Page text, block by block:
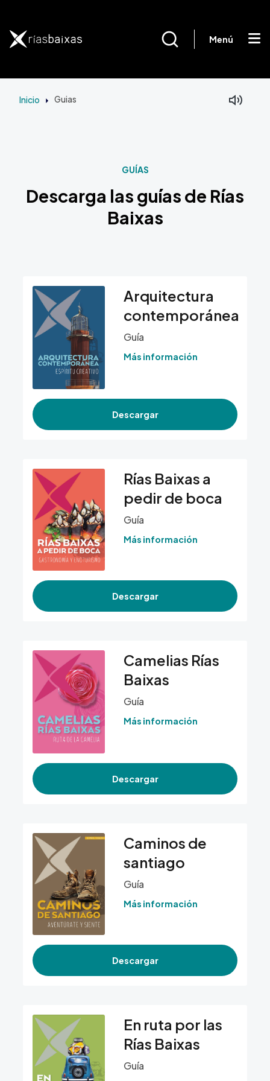
Menú
Inicio Guias
GUÍAS
Descarga las guías de Rías
Baixas
Arquitectura
contemporánea
Guía
Más información
Descargar
Rías Baixas a
pedir de boca
Guía
Más información
Descargar
Camelias Rías
Baixas
Guía
Más información
Descargar
Caminos de
santiago
Guía
Más información
Descargar
En ruta por las
Rías Baixas
Guía